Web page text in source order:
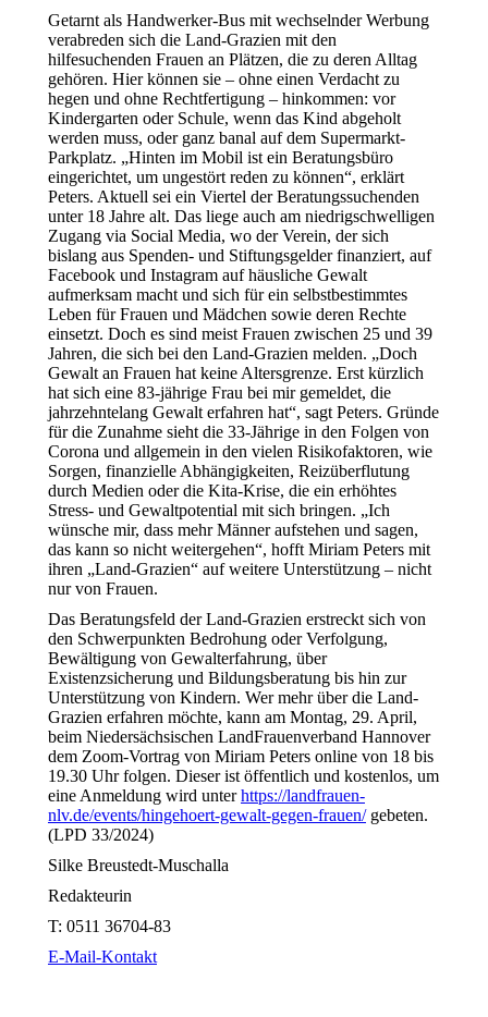
Getarnt als Handwerker-Bus mit wechselnder Werbung
verabreden sich die Land-Grazien mit den
hilfesuchenden Frauen an Plätzen, die zu deren Alltag
gehören. Hier können sie – ohne einen Verdacht zu
hegen und ohne Rechtfertigung – hinkommen: vor
Kindergarten oder Schule, wenn das Kind abgeholt
werden muss, oder ganz banal auf dem Supermarkt-
Parkplatz. „Hinten im Mobil ist ein Beratungsbüro
eingerichtet, um ungestört reden zu können“, erklärt
Peters. Aktuell sei ein Viertel der Beratungssuchenden
unter 18 Jahre alt. Das liege auch am niedrigschwelligen
Zugang via Social Media, wo der Verein, der sich
bislang aus Spenden- und Stiftungsgelder finanziert, auf
Facebook und Instagram auf häusliche Gewalt
aufmerksam macht und sich für ein selbstbestimmtes
Leben für Frauen und Mädchen sowie deren Rechte
einsetzt. Doch es sind meist Frauen zwischen 25 und 39
Jahren, die sich bei den Land-Grazien melden. „Doch
Gewalt an Frauen hat keine Altersgrenze. Erst kürzlich
hat sich eine 83-jährige Frau bei mir gemeldet, die
jahrzehntelang Gewalt erfahren hat“, sagt Peters. Gründe
für die Zunahme sieht die 33-Jährige in den Folgen von
Corona und allgemein in den vielen Risikofaktoren, wie
Sorgen, finanzielle Abhängigkeiten, Reizüberflutung
durch Medien oder die Kita-Krise, die ein erhöhtes
Stress- und Gewaltpotential mit sich bringen. „Ich
wünsche mir, dass mehr Männer aufstehen und sagen,
das kann so nicht weitergehen“, hofft Miriam Peters mit
ihren „Land-Grazien“ auf weitere Unterstützung – nicht
nur von Frauen.
Das Beratungsfeld der Land-Grazien erstreckt sich von
den Schwerpunkten Bedrohung oder Verfolgung,
Bewältigung von Gewalterfahrung, über
Existenzsicherung und Bildungsberatung bis hin zur
Unterstützung von Kindern. Wer mehr über die Land-
Grazien erfahren möchte, kann am Montag, 29. April,
beim Niedersächsischen LandFrauenverband Hannover
dem Zoom-Vortrag von Miriam Peters online von 18 bis
19.30 Uhr folgen. Dieser ist öffentlich und kostenlos, um
eine Anmeldung wird unterhttps://landfrauen-
nlv.de/events/hingehoert-gewalt-gegen-frauen/gebeten.
(LPD 33/2024)
Silke Breustedt-Muschalla
Redakteurin
T: 0511 36704-83
E-Mail-Kontakt